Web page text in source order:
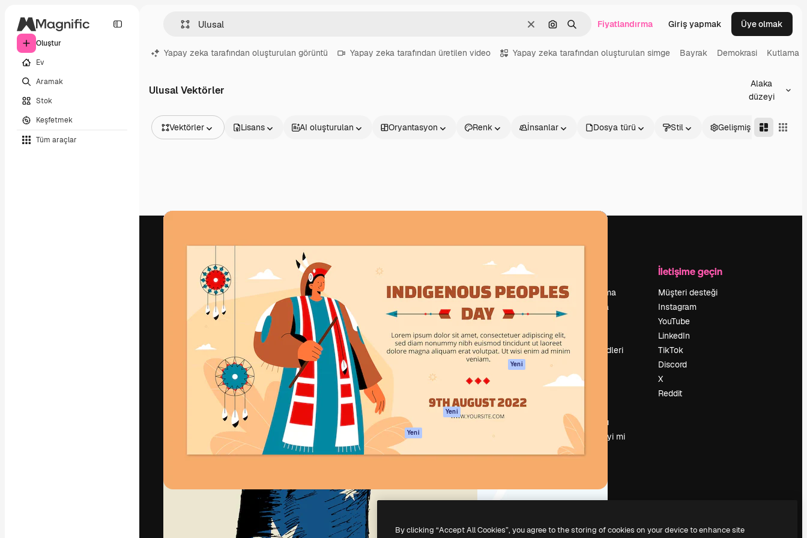
Oluştur
Ev
Aramak
Stok
Keşfetmek
Tüm araçlar
Temizlemek
Görüntüyle ara
AramakFiyatlandırma Giriş yapmak Üye olmak
Yapay zeka tarafından oluşturulan görüntü Yapay zeka tarafından üretilen video Yapay zeka tarafından oluşturulan simge Bayrak Demokrasi Kutlama
Ulusal Vektörler
Alaka
düzeyi
Vektörler
Videolar
Video şablonları
Lisans AI oluşturulan Oryantasyon Renk İnsanlar Dosya türü Stil Gelişmiş
En iyi işlerini yöneteceğin yaratıcı platform.
Kreatif ekipler, işletmeler, ajanslar ve
stüdyolar genelinde 1 milyondan fazla
Ürünler
Spaces
AI Görüntü
Oluşturucu
AI video
oluşturucu
AI ses oluşturucu
Stok içerik
Claude/ChatGPT
için MCP
Yeni
Ajanlar Yeni
API
araçları
Başlayın
Academy
Dokümantasyon
Destek
Kullanım Şartları
Gizlilik Politikası
Orijinaller
Yeni
Çerez politikası
Satış ortakları
Kurumsal
Fiyatlandırma
Hakkımızda
Kariyer
Arama trendleri
Olaylar
Basın odası
Magnific.ai’yi mi
arıyorsun?
İletişime geçin
Müşteri desteği
Instagram
YouTube
LinkedIn
TikTok
Discord
X
Reddit
Copyright © 2010-2026Freepik Company S.L.U. Her hakkı saklıdır
By clicking “Accept All Cookies”, you agree to the storing of cookies on your device to enhance site